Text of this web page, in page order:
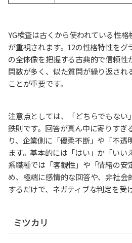
YG検査は古くから使われている性
が重視されます。12の性格特性をグ
の全体像を把握する古典的で信頼性
問数が多く、似た質問が繰り返され
ことが重要です。
注意点としては、「どちらでもない
鉄則です。回答が真ん中に寄りすぎ
り、企業側に「優柔不断」や「不透
ます。基本的には「はい」か「いい
系職種では「客観性」や「情緒の安
め、極端に感情的な回答や、非社会
するだけで、ネガティブな判定を受
ミツカリ